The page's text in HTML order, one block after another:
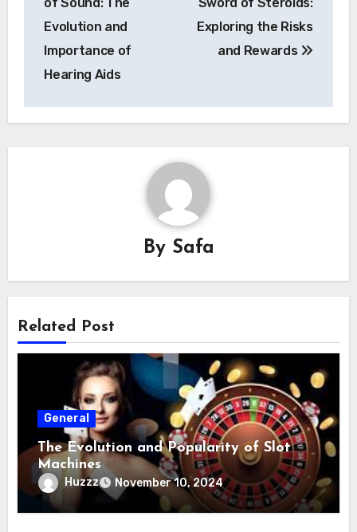
of Sound: The
Evolution and
Importance of
Hearing Aids
Sword of Steroids:
Exploring the Risks
and Rewards
By Safa
Related Post
General
The Evolution and Popularity of Slot
Machines
Huzzz November 10, 2024